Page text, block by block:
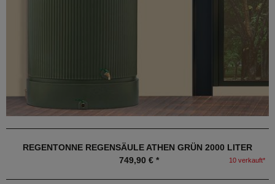
REGENTONNE REGENSÄULE ATHEN GRÜN 2000 LITER
749,90 € *
10 verkauft*